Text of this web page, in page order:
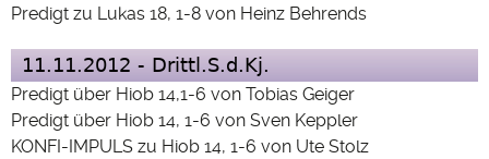
Predigt zu Lukas 18, 1-8 von Heinz Behrends
11.11.2012 - Drittl.S.d.Kj.
Predigt über Hiob 14,1-6 von Tobias Geiger
Predigt über Hiob 14, 1-6 von Sven Keppler
KONFI-IMPULS zu Hiob 14, 1-6 von Ute Stolz